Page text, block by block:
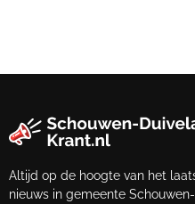
Altijd op de hoogte van het
nieuws in gemeente Schouwen-